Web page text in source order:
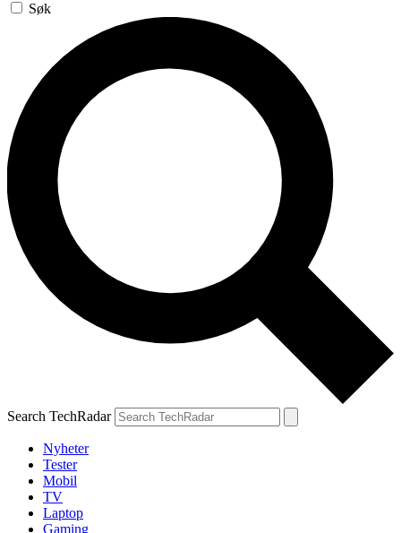
Søk
Search TechRadar
Nyheter
Tester
Mobil
TV
Laptop
Gaming